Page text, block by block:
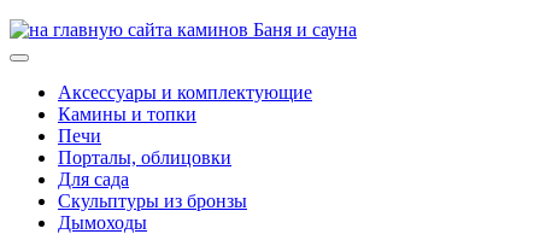
Баня и сауна
Аксессуары и комплектующие
Камины и топки
Печи
Порталы, облицовки
Для сада
Скульптуры из бронзы
Дымоходы